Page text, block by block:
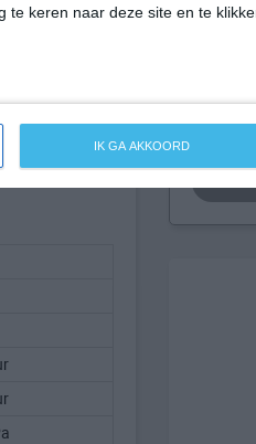
te keren naar deze site en te
IK GA AKKOORD
Meer